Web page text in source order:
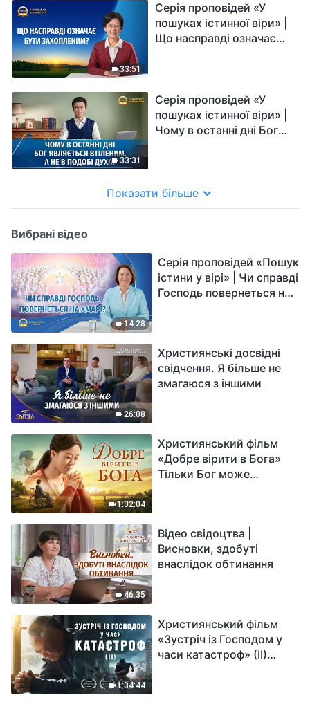
33:51
Серія проповідей «У
пошуках істинної віри» |
Що насправді означає
33:31
Серія проповідей «У
пошуках істинної віри» |
Чому в останні дні Бог
Показати більше
Вибрані відео
14:28
Серія проповідей «Пошук
істини у вірі» | Чи справді
Господь повернеться на
26:08
Християнські досвідні
свідчення. Я більше не
змагаюся з іншими
1:32:04
Християнський фільм
«Добре вірити в Бога»
Тільки Бог може
46:35
Відео свідоцтва |
Висновки, здобуті
внаслідок обтинання
1:34:44
Християнський фільм
«Зустріч із Господом у
часи катастроф» (II)